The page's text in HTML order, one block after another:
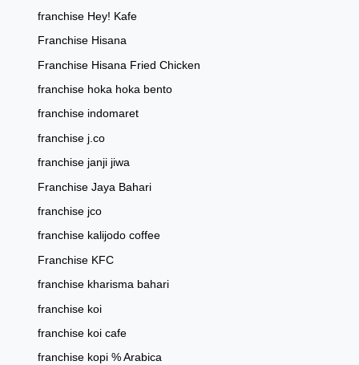
franchise Hey! Kafe
Franchise Hisana
Franchise Hisana Fried Chicken
franchise hoka hoka bento
franchise indomaret
franchise j.co
franchise janji jiwa
Franchise Jaya Bahari
franchise jco
franchise kalijodo coffee
Franchise KFC
franchise kharisma bahari
franchise koi
franchise koi cafe
franchise kopi % Arabica